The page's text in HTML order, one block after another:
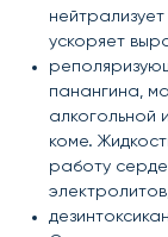
ускоряет
панангина,
алкогольной
коме.
работу